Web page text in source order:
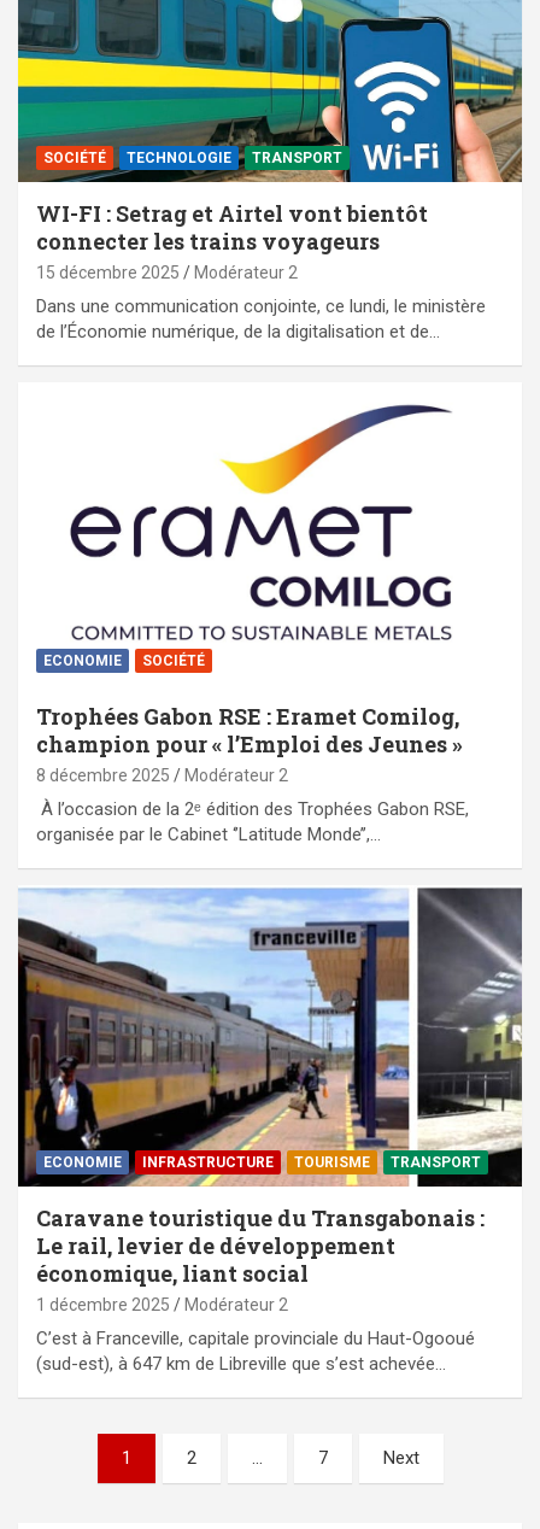
SOCIÉTÉ TECHNOLOGIE TRANSPORT
WI-FI : Setrag et Airtel vont bientôt
connecter les trains voyageurs
15 décembre 2025 Modérateur 2
Dans une communication conjointe, ce lundi, le ministère
de l’Économie numérique, de la digitalisation et de…
ECONOMIE SOCIÉTÉ
Trophées Gabon RSE : Eramet Comilog,
champion pour « l’Emploi des Jeunes »
8 décembre 2025 Modérateur 2
À l’occasion de la 2ᵉ édition des Trophées Gabon RSE,
organisée par le Cabinet ‘’Latitude Monde’’,…
ECONOMIE ⁠INFRASTRUCTURE TOURISME TRANSPORT
Caravane touristique du Transgabonais :
Le rail, levier de développement
économique, liant social
1 décembre 2025 Modérateur 2
C’est à Franceville, capitale provinciale du Haut-Ogooué
(sud-est), à 647 km de Libreville que s’est achevée…
Pagination
1 2 … 7 Next